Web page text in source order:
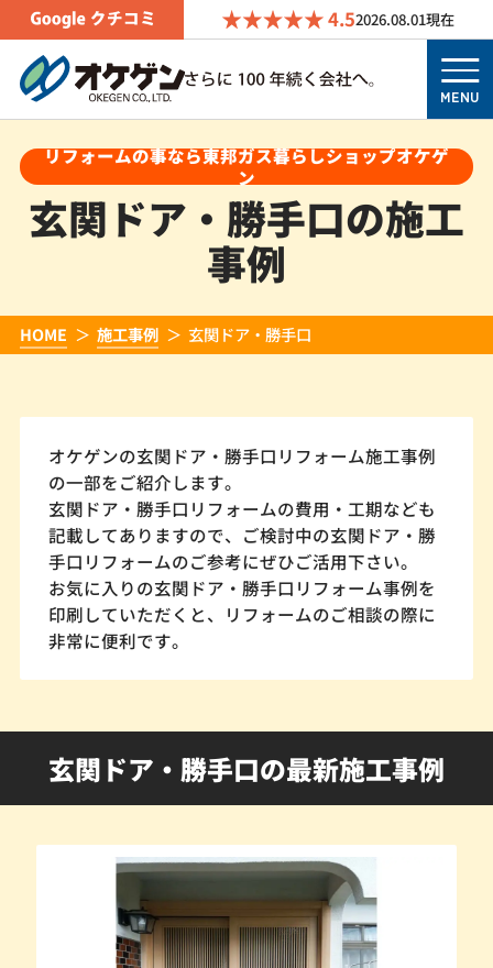
4.52026.08.01現在
MENU
リフォームの事なら東邦ガス暮らしショップオケゲ
ン
玄関ドア・勝手口の施工
事例
HOME 施工事例 玄関ドア・勝手口
オケゲンの玄関ドア・勝手口リフォーム施工事例
の一部をご紹介します。
玄関ドア・勝手口リフォームの費用・工期なども
記載してありますので、ご検討中の玄関ドア・勝
手口リフォームのご参考にぜひご活用下さい。
お気に入りの玄関ドア・勝手口リフォーム事例を
印刷していただくと、リフォームのご相談の際に
非常に便利です。
玄関ドア・勝手口の最新施工事例